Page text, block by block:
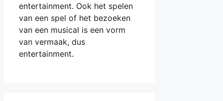
entertainment. Ook het spelen
van een spel of het bezoeken
van een musical is een vorm
van vermaak, dus
entertainment.